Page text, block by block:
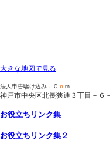
大きな地図で見る
法人申告駆け込み．Ｃ ｏ ｍ
神戸市中央区北長狭通３丁目－
お役立ち リンク集
お役立ちリンク集２